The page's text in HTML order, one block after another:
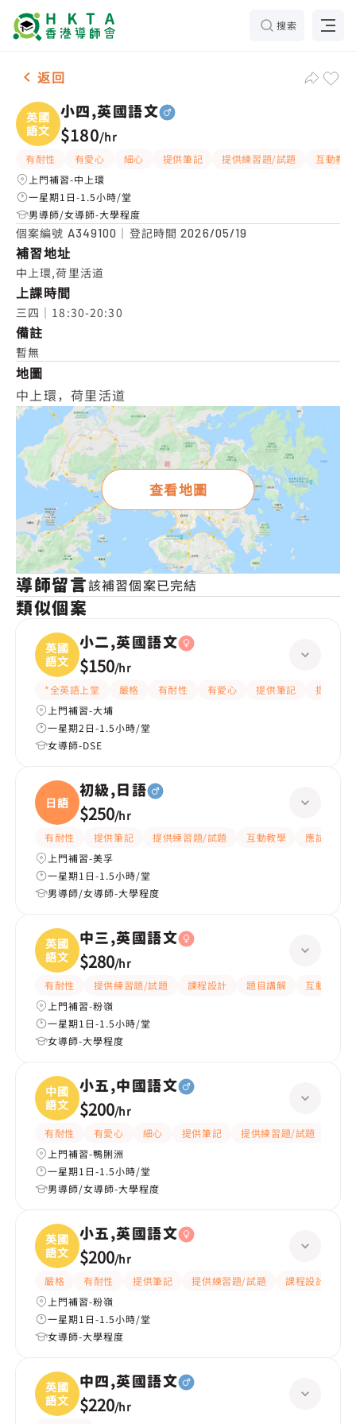
搜索
男-1名 小四,英國語文，中上環 補習推介
返回
英國
語文
小四,英國語文
$180/hr
有耐性 有愛心 細心 提供筆記 提供練習題/試題
互動教學
上門補習-中上環
一星期1日-1.5小時/堂
男導師/女導師-大學程度
個案編號 A349100 ｜登記時間2026/05/19
補習地址
中上環,荷里活道
上課時間
三四｜18:30-20:30
備註
暫無
地圖
中上環，荷里活道
查看地圖
導師留言該補習個案已完結
類似個案
英國
語文
小二,英國語文
$150/hr
*全英語上堂 嚴格 有耐性 有愛心 提供筆記
提供練
上門補習-大埔
一星期2日-1.5小時/堂
女導師-DSE
日語
初級,日語
$250/hr
有耐性 提供筆記 提供練習題/試題 互動教學
應試策略
上門補習-美孚
一星期1日-1.5小時/堂
男導師/女導師-大學程度
英國
語文
中三,英國語文
$280/hr
有耐性 提供練習題/試題 課程設計 題目講解
互動教學
上門補習-粉嶺
一星期1日-1.5小時/堂
女導師-大學程度
中國
語文
小五,中國語文
$200/hr
有耐性 有愛心 細心 提供筆記 提供練習題/試題
上門補習-鴨脷洲
一星期1日-1.5小時/堂
男導師/女導師-大學程度
英國
語文
小五,英國語文
$200/hr
嚴格 有耐性 提供筆記 提供練習題/試題 課程設計
上門補習-粉嶺
一星期1日-1.5小時/堂
女導師-大學程度
英國
語文
中四,英國語文
$220/hr